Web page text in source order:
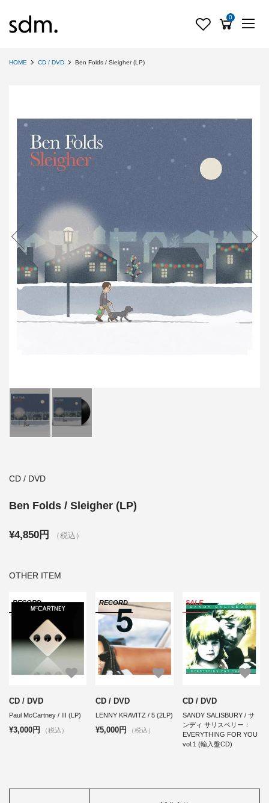
0
HOME CD / DVD Ben Folds / Sleigher (LP)
CD / DVD
Ben Folds / Sleigher (LP)
¥4,850円 （税込）
OTHER ITEM
RECORD
CD / DVD
Paul McCartney / Ⅲ (LP)
¥3,000円 （税込）
RECORD
CD / DVD
LENNY KRAVITZ / 5 (2LP)
¥5,000円 （税込）
SALE
CD / DVD
SANDY SALISBURY / サ
ンディ サリスベリー：
EVERYTHING FOR YOU
vol.1 (輸入盤CD)